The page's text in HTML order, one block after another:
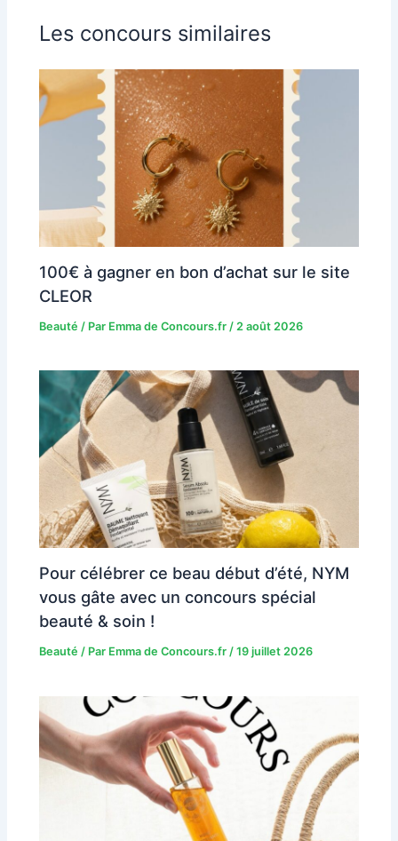
Les concours similaires
100€ à gagner en bon d’achat sur le site
CLEOR
Beauté / Par Emma de Concours.fr / 2 août 2026
Pour célébrer ce beau début d’été, NYM
vous gâte avec un concours spécial
beauté & soin !
Beauté / Par Emma de Concours.fr /19 juillet 2026